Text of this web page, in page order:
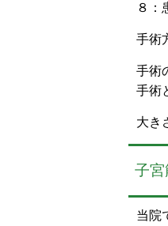
８：
手術
手術
手術
大き
子
当院